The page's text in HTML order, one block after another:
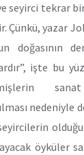
seyirci tekrar
Çünkü, yazar
doğasının
işte bu
nedeniyle
öyküler